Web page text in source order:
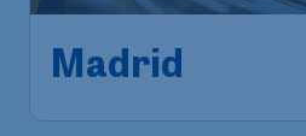
Madrid